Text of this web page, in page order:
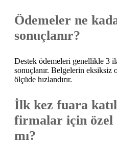
Ödemeler ne
sonuçlanır?
Destek ödemeleri genellikle 3
sonuçlanır. Belgelerin eksiksiz
ölçüde hızlandırır.
İlk kez fuara
firmalar için özel
mı?